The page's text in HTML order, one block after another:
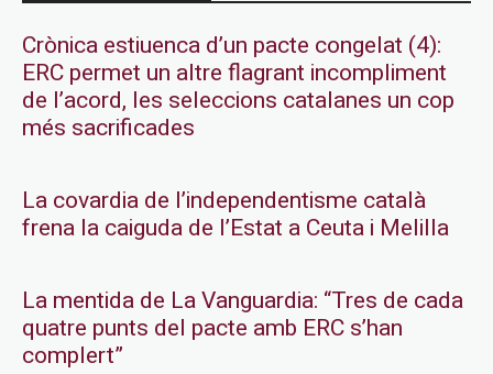
Crònica estiuenca d’un pacte congelat (4):
ERC permet un altre flagrant incompliment
de l’acord, les seleccions catalanes un cop
més sacrificades
La covardia de l’independentisme català
frena la caiguda de l’Estat a Ceuta i Melilla
La mentida de La Vanguardia: “Tres de cada
quatre punts del pacte amb ERC s’han
complert”